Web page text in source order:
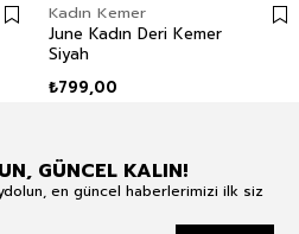
Kadın Kemer
June Kadın Deri Kemer
Siyah
₺799,00
GÜNCEL KALIN!
en güncel haberlerimizi ilk siz